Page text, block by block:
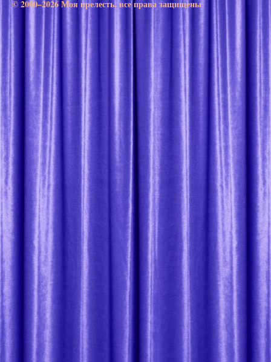
© 2000–2026 Моя прелесть. все права защищены